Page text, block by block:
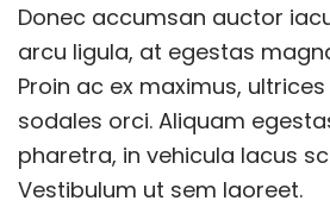
t
e
d
o
n
o
b
e
r
3
1
t
e
d
i
n
Donec accumsan auctor
arcu ligula, at egestas
Proin ac ex maximus,
sodales orci. Aliquam
pharetra, in vehicula lacus
Vestibulum ut sem laoreet.